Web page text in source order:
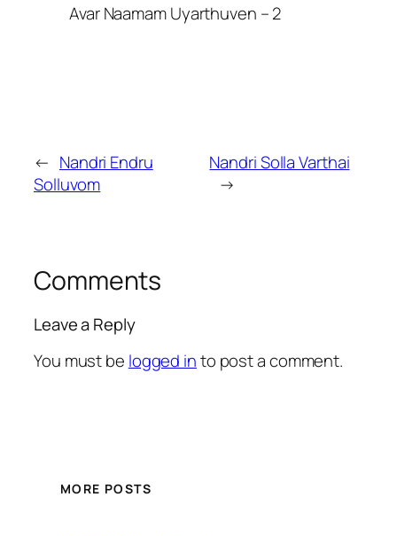
Avar Naamam Uyarthuven – 2
← Nandri Endru
Solluvom
Nandri Solla Varthai
→
Comments
Leave a Reply
You must be logged into post a comment.
MORE POSTS